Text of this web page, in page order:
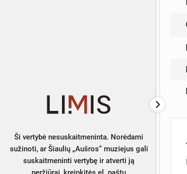
Ši vertybė nesuskaitmeninta. Norėdami
sužinoti, ar Šiaulių „Aušros“ muziejus gali
suskaitmeninti vertybę ir atverti ją